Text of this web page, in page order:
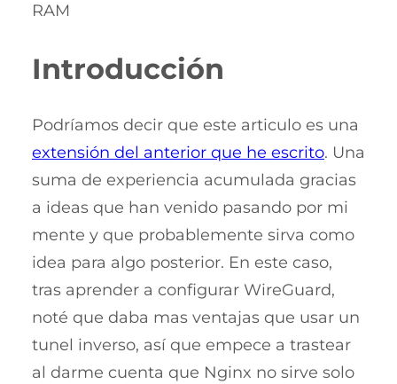
RAM
Introducción
Podríamos decir que este articulo es una
extensión del anterior que he escrito. Una
suma de experiencia acumulada gracias
a ideas que han venido pasando por mi
mente y que probablemente sirva como
idea para algo posterior. En este caso,
tras aprender a configurar WireGuard,
noté que daba mas ventajas que usar un
tunel inverso, así que empece a trastear
al darme cuenta que Nginx no sirve solo